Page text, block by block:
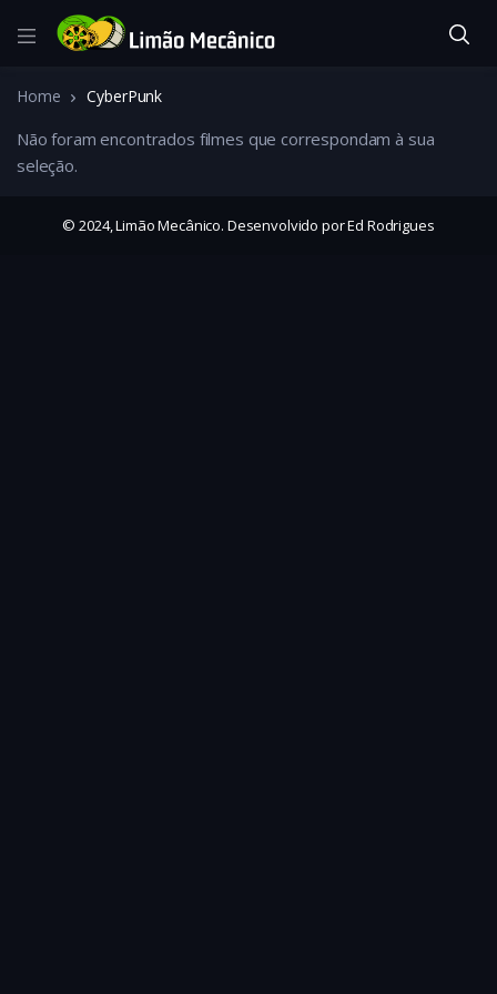
Home CyberPunk
Não foram encontrados filmes que correspondam à sua
seleção.
© 2024, Limão Mecânico. Desenvolvido por Ed Rodrigues